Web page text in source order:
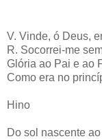
V. Vinde, ó Deus,
R. Socorrei-me
Glória ao Pai e ao
Como era no
Hino
Do sol nascente